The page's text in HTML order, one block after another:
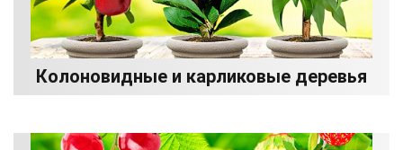
Колоновидные и карликовые деревья